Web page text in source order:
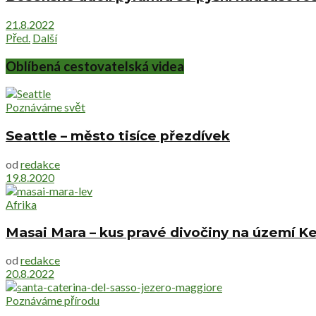
21.8.2022
Před. Další
Oblíbená cestovatelská videa
Poznáváme svět
Seattle – město tisíce přezdívek
od redakce
19.8.2020
Afrika
Masai Mara – kus pravé divočiny na území
od redakce
20.8.2022
Poznáváme přírodu